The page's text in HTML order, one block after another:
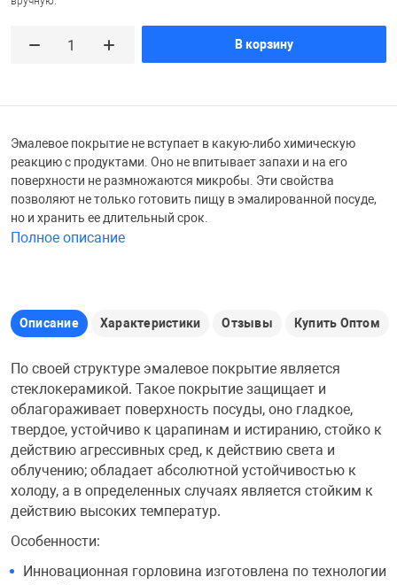
Зарядные
Инструменты
Компьютерные
Необычные
Переходники и
Проекторы
Железные
игрушки и
Книги и
Музыкальные
Мягкие
Товары для
Товары для
Настольный
Средства по
Сукно
Теннисные
Чехлы для киев
Шары
В корзину
Эмалевое покрытие не вступает в какую-либо химическую
реакцию с продуктами. Оно не впитывает запахи и на его
поверхности не размножаются микробы. Эти свойства
позволяют не только готовить пищу в эмалированной посуде,
но и хранить ее длительный срок.
Полное описание
Описание Характеристики Отзывы Купить Оптом
По своей структуре эмалевое покрытие является
стеклокерамикой. Такое покрытие защищает и
облагораживает поверхность посуды, оно гладкое,
твердое, устойчиво к царапинам и истиранию, стойко к
действию агрессивных сред, к действию света и
облучению; обладает абсолютной устойчивостью к
холоду, а в определенных случаях является стойким к
действию высоких температур.
Особенности:
Инновационная горловина изготовлена по технологии